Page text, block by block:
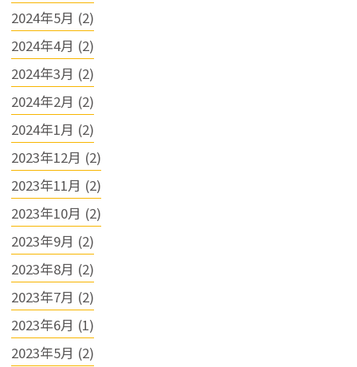
2024年5月 (2)
2024年4月 (2)
2024年3月 (2)
2024年2月 (2)
2024年1月 (2)
2023年12月 (2)
2023年11月 (2)
2023年10月 (2)
2023年9月 (2)
2023年8月 (2)
2023年7月 (2)
2023年6月 (1)
2023年5月 (2)